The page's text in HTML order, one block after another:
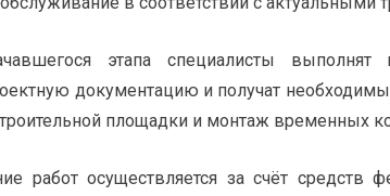
этапа специалисты выполнят
документацию и получат
площадки и монтаж временных
работ осуществляется за счёт